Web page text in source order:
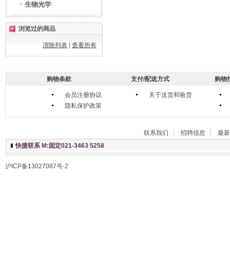
生物光学
浏览过的商品
清除列表 查看所有
购物条款
会员注册协议
隐私保护政策
支付/配送方式
关于送货和验货
购物
联系我们 招聘信息
最
快捷联系 M:固定021-3463 5258
沪ICP备13027087号-2